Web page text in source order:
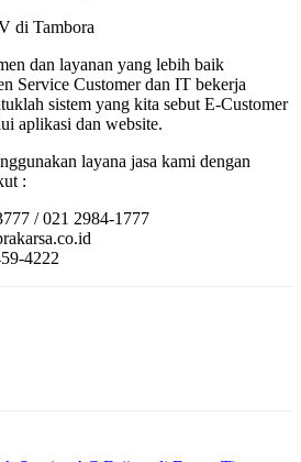
dan layanan yang lebih baik
Service Customer dan IT bekerja
sistem yang kita sebut E-Customer
aplikasi dan website.
layana jasa kami dengan
:
/ 021 2984-1777
4222